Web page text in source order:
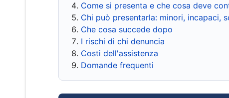
Come si presenta e che cosa deve
Chi può presentarla: minori, incapaci,
Che cosa succede dopo
I rischi di chi denuncia
Costi dell'assistenza
Domande frequenti